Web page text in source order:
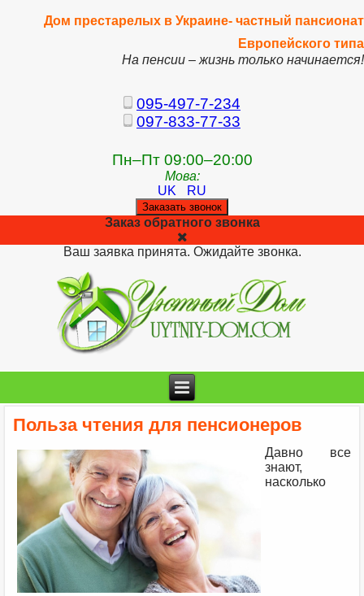
Дом престарелых в Украине- частный пансионат
Европейского типа
На пенсии – жизнь только начинается!
095-497-7-234
097-833-77-33
Пн–Пт 09:00–20:00
Мова:
UK
RU
Заказать звонок
Заказ обратного звонка
Ваш заявка принята. Ожидайте звонка.
Польза чтения для пенсионеров
Давно все
знают,
насколько